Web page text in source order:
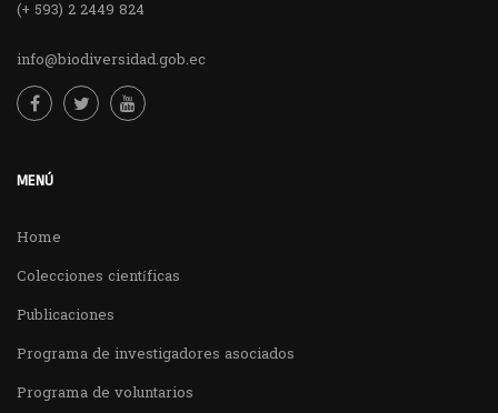
(+ 593) 2 2449 824
info@biodiversidad.gob.ec
MENÚ
Home
Colecciones científicas
Publicaciones
Programa de investigadores asociados
Programa de voluntarios